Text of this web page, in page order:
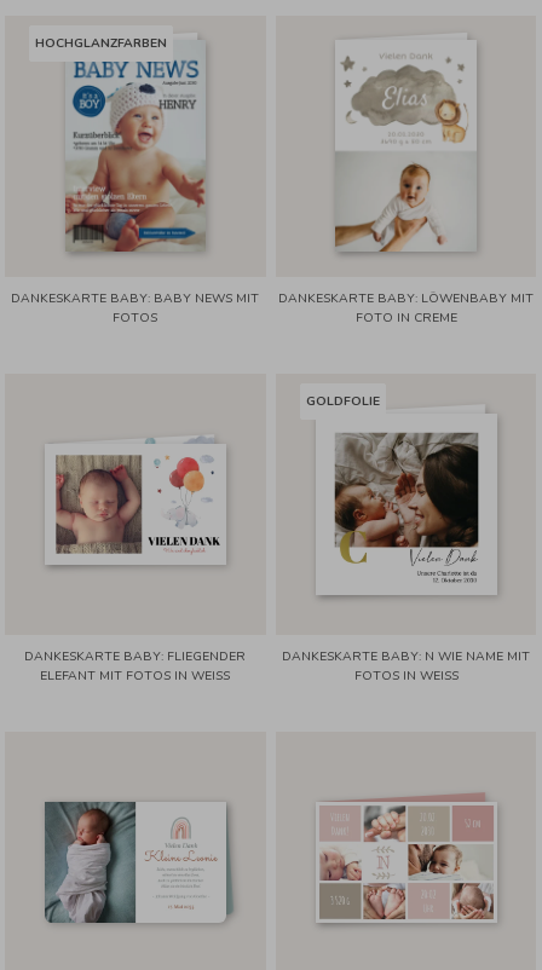
HOCHGLANZFARBEN
DANKESKARTE BABY: BABY NEWS MIT
FOTOS
DANKESKARTE BABY: LÖWENBABY MIT
FOTO IN CREME
DANKESKARTE BABY: FLIEGENDER
ELEFANT MIT FOTOS IN WEISS
GOLDFOLIE
DANKESKARTE BABY: N WIE NAME MIT
FOTOS IN WEISS